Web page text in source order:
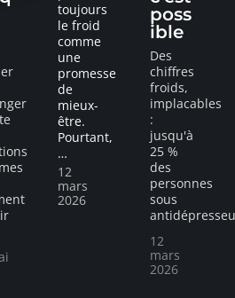
toujours
le froid
comme
une
promesse
de
mieux-
être.
Pourtant,
…
12
mars
2026
poss
ible
Des
chiffres
froids,
implacables
:
jusqu'à
25 %
des
personnes
sous
12
mars
2026